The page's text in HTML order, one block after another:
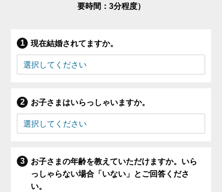
要時間：3分程度）
現在結婚されてますか。
お子さまはいらっしゃいますか。
お子さまの年齢を教えていただけますか。いら
っしゃらない場合「いない」とご回答くださ
い。